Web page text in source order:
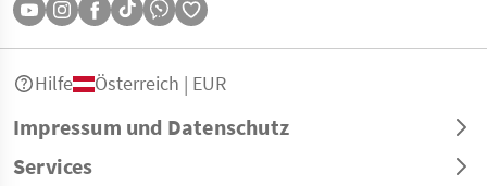
Impressum und Datenschutz
Services
Hilfe Österreich | EUR